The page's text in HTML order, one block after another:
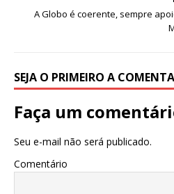
A Globo é coerente, sempre
SEJA O PRIMEIRO A
Faça um
Seu e-mail não será publicado.
Comentário